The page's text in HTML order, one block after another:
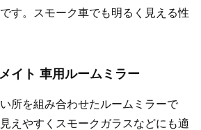
す。スモーク車でも明るく見える性
イト 車用ルームミラー
所を組み合わせたルームミラーで
えやすくスモークガラスなどにも適